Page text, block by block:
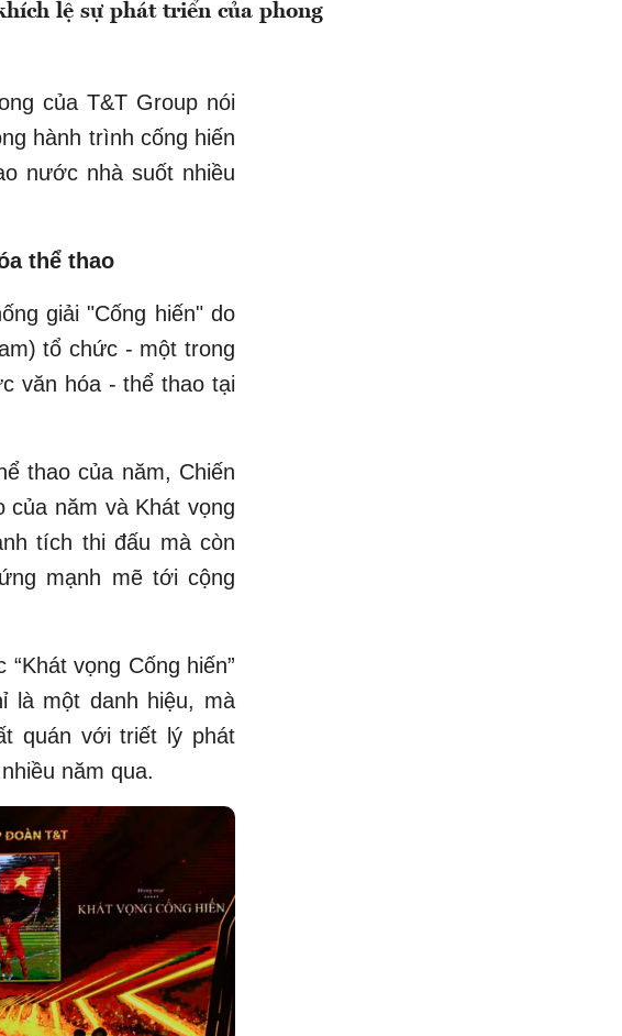
lệ sự phát triển của phong
của T&T Group nói
hành trình cống hiến
nước nhà suốt nhiều
thể thao
giải "Cống hiến" do
tổ chức - một trong
văn hóa - thể thao tại
thao của năm, Chiến
năm và Khát vọng
tích thi đấu mà còn
mạnh mẽ tới cộng
vọng Cống hiến”
là một danh hiệu, mà
quán với triết lý phát
năm qua.